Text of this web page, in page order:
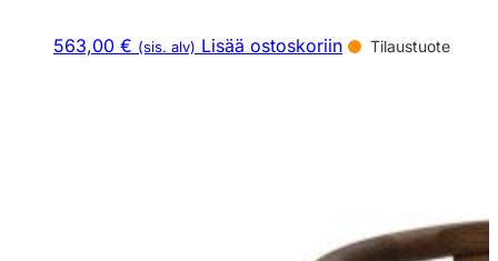
563,00 € (sis. alv) Lisää ostoskoriin Tilaustuote